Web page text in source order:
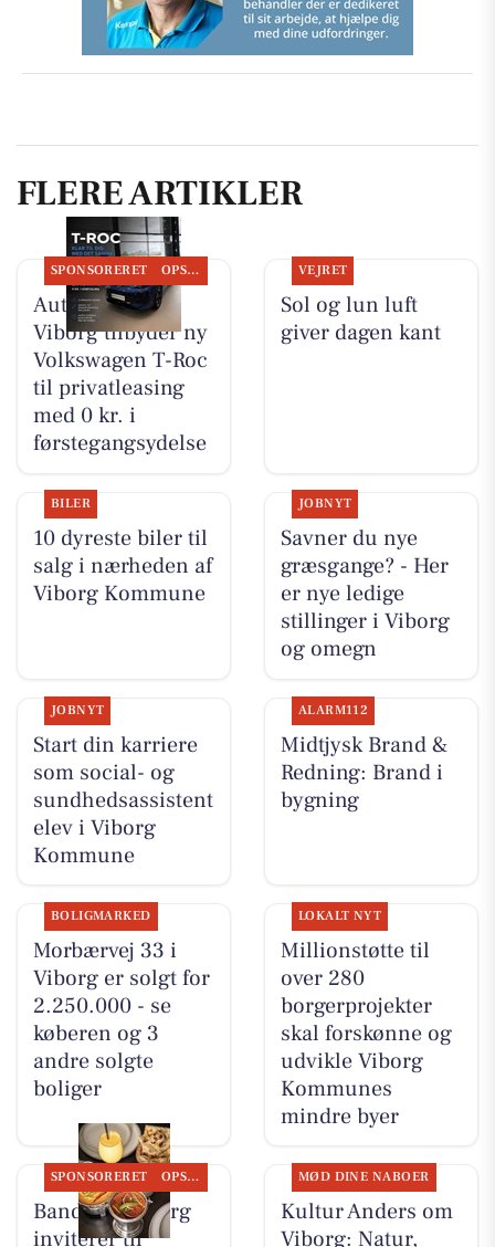
FLERE ARTIKLER
SPONSORERET OPSLAGSTAVLEN
Autocentralen
Viborg tilbyder ny
Volkswagen T-Roc
til privatleasing
med 0 kr. i
førstegangsydelse
VEJRET
Sol og lun luft
giver dagen kant
BILER
10 dyreste biler til
salg i nærheden af
Viborg Kommune
JOBNYT
Savner du nye
græsgange? - Her
er nye ledige
stillinger i Viborg
og omegn
JOBNYT
Start din karriere
som social- og
sundhedsassistent
elev i Viborg
Kommune
ALARM112
Midtjysk Brand &
Redning: Brand i
bygning
BOLIGMARKED
Morbærvej 33 i
Viborg er solgt for
2.250.000 - se
køberen og 3
andre solgte
boliger
LOKALT NYT
Millionstøtte til
over 280
borgerprojekter
skal forskønne og
udvikle Viborg
Kommunes
mindre byer
SPONSORERET OPSLAGSTAVLEN
Bandhan Viborg
inviterer til
MØD DINE NABOER
Kultur Anders om
Viborg: Natur,